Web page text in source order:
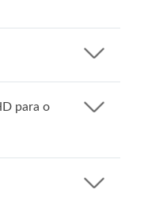
para o